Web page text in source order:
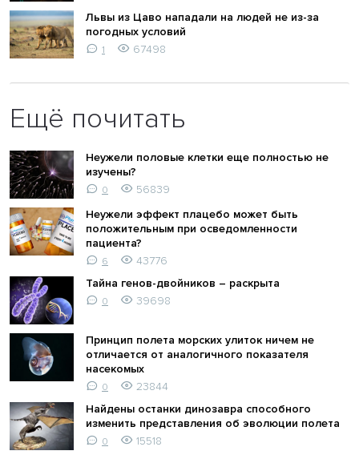
Львы из Цаво нападали на людей не из-за
погодных условий
1 67498
Ещё почитать
Неужели половые клетки еще полностью не
изучены?
0
56839
Неужели эффект плацебо может быть
положительным при осведомленности
пациента?
6
43776
Тайна генов-двойников – раскрыта
0 39698
Принцип полета морских улиток ничем не
отличается от аналогичного показателя
насекомых
0
23844
Найдены останки динозавра способного
изменить представления об эволюции полета
0 15518